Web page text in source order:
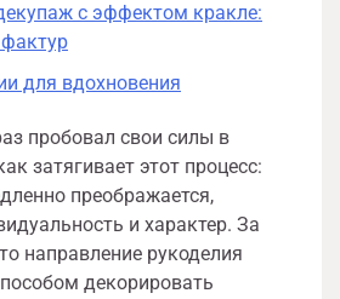
с эффектом кракле:
для вдохновения
пробовал свои силы в
затягивает этот процесс:
преображается,
и характер. За
направление рукоделия
декорировать